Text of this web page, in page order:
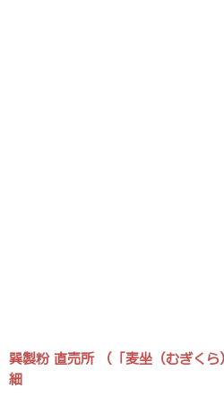
巽製粉 直売所 （「麦坐（むぎく
細